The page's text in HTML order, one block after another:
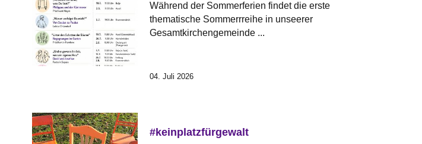
Während der Sommerferien findet die erste
thematische Sommerrreihe in unseerer
Gesamtkirchengemeinde ...
04. Juli 2026
#keinplatzfürgewalt